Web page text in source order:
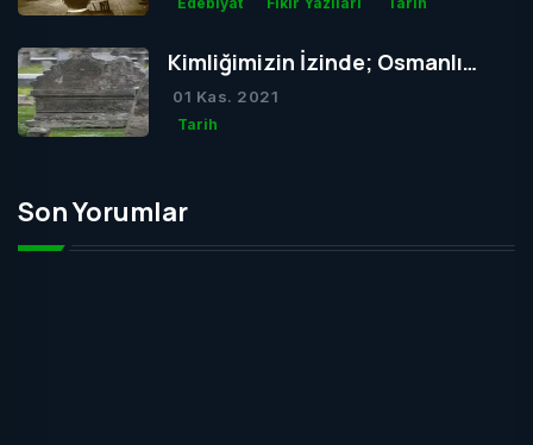
Kimliğimizin İzinde; Osmanlı
Mezar Taşları
01 Kas. 2021
Tarih
Son Yorumlar